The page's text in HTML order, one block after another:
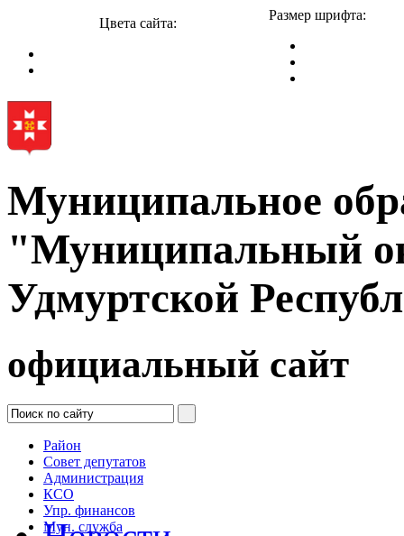
Цвета сайта:
Размер шрифта:
Муниципальное
"Муниципальный
Удмуртской
официальный сайт
Район
Совет депутатов
Администрация
КСО
Упр. финансов
Мун. служба